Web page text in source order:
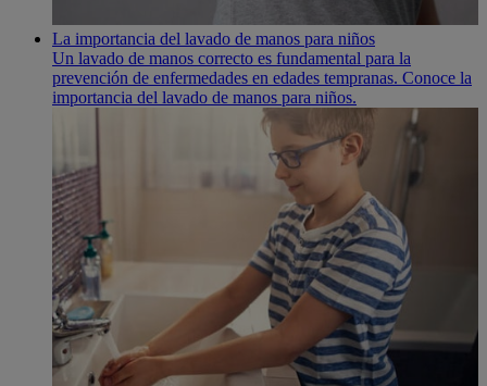
La importancia del lavado de manos para niños
Un lavado de manos correcto es fundamental para la
prevención de enfermedades en edades tempranas. Conoce la
importancia del lavado de manos para niños.